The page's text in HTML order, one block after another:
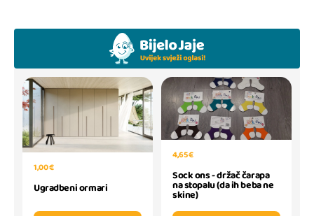
1,00 €
Ugradbeni ormari
4,65 €
Sock ons - držač čarapa
na stopalu (da ih beba ne
skine)